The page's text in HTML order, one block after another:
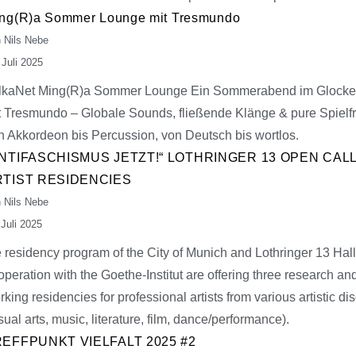
Sommer Lounge mit Tresmundo
Nils Nebe
2025
Ming(R)a Sommer Lounge Ein Sommerabend im
Tresmundo – Globale Sounds, fließende Klänge & pure
Akkordeon bis Percussion, von Deutsch bis wortlos.
JETZT!“ LOTHRINGER 13 OPEN
RESIDENCIES
Nils Nebe
2025
residency program of the City of Munich and Lothringer 13
with the Goethe-Institut are offering three research
residencies for professional artists from various artistic
arts, music, literature, film, dance/performance).
VIELFALT 2025 #2